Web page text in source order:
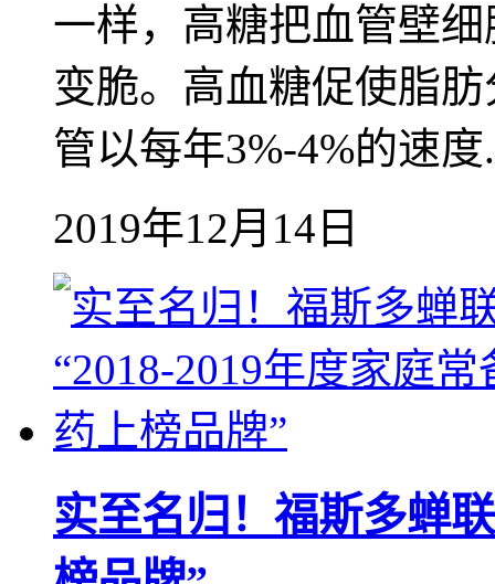
一样，高糖把血管壁
变脆。高血糖促使脂
管以每年3%-4%的速度
2019年12月14日
实至名归！福斯多蝉